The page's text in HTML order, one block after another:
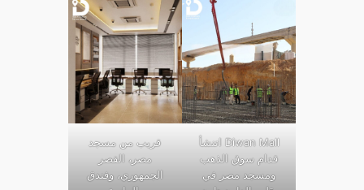
قريب من مسجد
مصر، القصر
الجمهوري، وفندق
اتنشأ Diwan Mall
قدام سوق الذهب
ومسجد مصر في